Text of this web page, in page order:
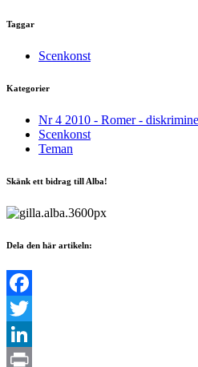
Taggar
Scenkonst
Kategorier
Nr 4 2010 - Romer -
Scenkonst
Teman
Skänk ett bidrag till Alba!
Dela den här artikeln:
Facebook
Twitter
LinkedIn